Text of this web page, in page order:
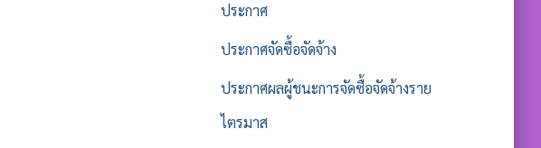
ประกาศ
ประกาศจัดซื้อจัดจ้าง
ประกาศผลผู้ชนะการจัดซื้อจัดจ้างราย
ไตรมาส